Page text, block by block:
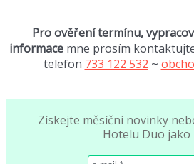
Pro ověření termínu,
informace mne prosím
telefon 733 122 532 ~
Získejte měsíční novinky
Hotelu Duo jako